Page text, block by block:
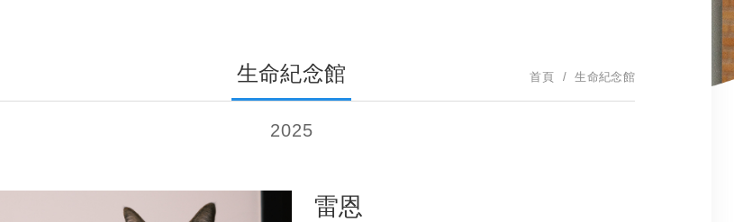
生命紀念館 首頁 生命紀念館
2025
雷恩